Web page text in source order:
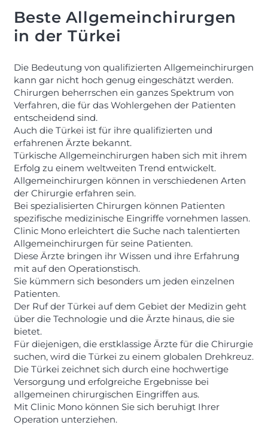
Beste Allgemeinchirurgen
in der Türkei
Die Bedeutung von qualifizierten Allgemeinchirurgen
kann gar nicht hoch genug eingeschätzt werden.
Chirurgen beherrschen ein ganzes Spektrum von
Verfahren, die für das Wohlergehen der Patienten
entscheidend sind.
Auch die Türkei ist für ihre qualifizierten und
erfahrenen Ärzte bekannt.
Türkische Allgemeinchirurgen haben sich mit ihrem
Erfolg zu einem weltweiten Trend entwickelt.
Allgemeinchirurgen können in verschiedenen Arten
der Chirurgie erfahren sein.
Bei spezialisierten Chirurgen können Patienten
spezifische medizinische Eingriffe vornehmen lassen.
Clinic Mono erleichtert die Suche nach talentierten
Allgemeinchirurgen für seine Patienten.
Diese Ärzte bringen ihr Wissen und ihre Erfahrung
mit auf den Operationstisch.
Sie kümmern sich besonders um jeden einzelnen
Patienten.
Der Ruf der Türkei auf dem Gebiet der Medizin geht
über die Technologie und die Ärzte hinaus, die sie
bietet.
Für diejenigen, die erstklassige Ärzte für die Chirurgie
suchen, wird die Türkei zu einem globalen Drehkreuz.
Die Türkei zeichnet sich durch eine hochwertige
Versorgung und erfolgreiche Ergebnisse bei
allgemeinen chirurgischen Eingriffen aus.
Mit Clinic Mono können Sie sich beruhigt Ihrer
Operation unterziehen.